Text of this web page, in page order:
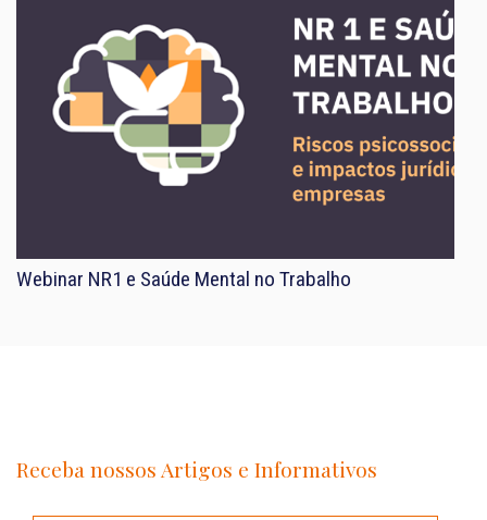
Webinar NR1 e Saúde Mental no Trabalho
Receba nossos Artigos e Informativos